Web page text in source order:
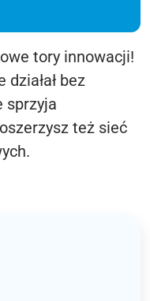
tory innowacji!
bez
sprzyja
też sieć